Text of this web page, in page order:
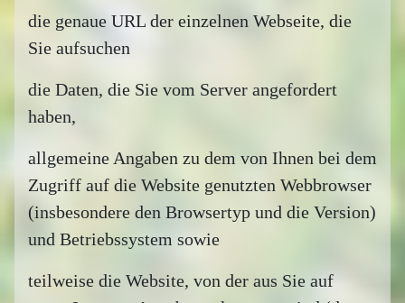
die genaue URL der einzelnen Webseite, die
Sie aufsuchen
die Daten, die Sie vom Server angefordert
haben,
allgemeine Angaben zu dem von Ihnen bei dem
Zugriff auf die Website genutzten Webbrowser
(insbesondere den Browsertyp und die Version)
und Betriebssystem sowie
teilweise die Website, von der aus Sie auf